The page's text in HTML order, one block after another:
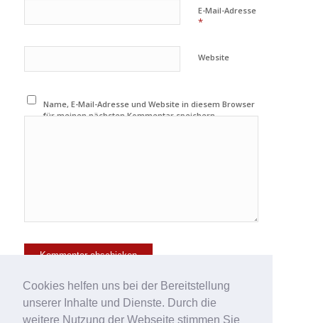
Cookies helfen uns bei der Bereitstellung
unserer Inhalte und Dienste. Durch die
weitere Nutzung der Webseite stimmen Sie
E-Mail-Adresse
*
Website
Name, E-Mail-Adresse und Website in diesem Browser
für meinen nächsten Kommentar speichern.